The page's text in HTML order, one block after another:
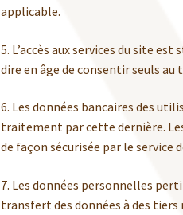
applicable.
5. L’accès aux services du site
dire en âge de consentir seuls
6. Les données bancaires des
traitement par cette dernière.
de façon sécurisée par le service
7. Les données personnelles
transfert des données à des